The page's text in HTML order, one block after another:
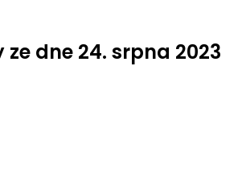
dne 24. srpna 2023